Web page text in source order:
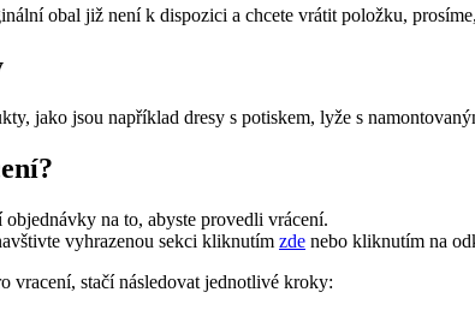
obal již není k dispozici a chcete vrátit položku,
jako jsou například dresy s potiskem, lyže s
na to, abyste provedli vrácení.
vyhrazenou sekci kliknutím zde nebo kliknutím na
vracení, stačí následovat jednotlivé kroky: